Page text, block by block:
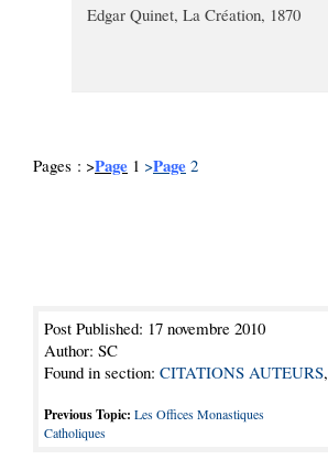
Edgar Quinet, La Création, 1870
Pages : >Page 1 >Page 2
Post Published: 17 novembre 2010
Author: SC
Found in section: CITATIONS AUTEURS,
Previous Topic: Les Offices Monastiques
Catholiques